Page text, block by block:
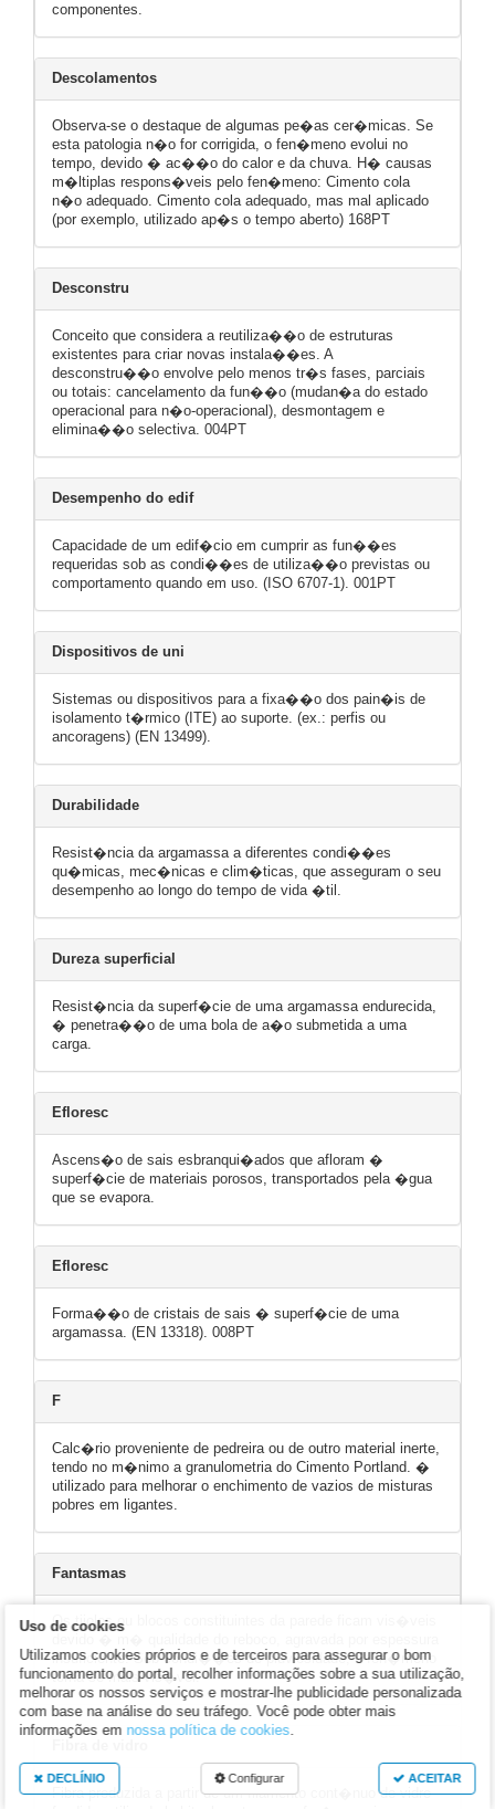
componentes.
Descolamentos
Observa-se o destaque de algumas pe�as cer�micas. Se
esta patologia n�o for corrigida, o fen�meno evolui no
tempo, devido � ac��o do calor e da chuva. H� causas
m�ltiplas respons�veis pelo fen�meno: Cimento cola
n�o adequado. Cimento cola adequado, mas mal aplicado
(por exemplo, utilizado ap�s o tempo aberto) 168PT
Desconstru
Conceito que considera a reutiliza��o de estruturas
existentes para criar novas instala��es. A
desconstru��o envolve pelo menos tr�s fases, parciais
ou totais: cancelamento da fun��o (mudan�a do estado
operacional para n�o-operacional), desmontagem e
elimina��o selectiva. 004PT
Desempenho do edif
Capacidade de um edif�cio em cumprir as fun��es
requeridas sob as condi��es de utiliza��o previstas ou
comportamento quando em uso. (ISO 6707-1). 001PT
Dispositivos de uni
Sistemas ou dispositivos para a fixa��o dos pain�is de
isolamento t�rmico (ITE) ao suporte. (ex.: perfis ou
ancoragens) (EN 13499).
Durabilidade
Resist�ncia da argamassa a diferentes condi��es
qu�micas, mec�nicas e clim�ticas, que asseguram o seu
desempenho ao longo do tempo de vida �til.
Dureza superficial
Resist�ncia da superf�cie de uma argamassa endurecida,
� penetra��o de uma bola de a�o submetida a uma
carga.
Efloresc
Ascens�o de sais esbranqui�ados que afloram �
superf�cie de materiais porosos, transportados pela �gua
que se evapora.
Efloresc
Forma��o de cristais de sais � superf�cie de uma
argamassa. (EN 13318). 008PT
F
Calc�rio proveniente de pedreira ou de outro material inerte,
tendo no m�nimo a granulometria do Cimento Portland. �
utilizado para melhorar o enchimento de vazios de misturas
pobres em ligantes.
Fantasmas
Os tijolos ou blocos constituintes da parede ficam vis�veis
insuficiente. Sob condi��es de pluviosidade, o fen�meno
torna-se mais vis�vel.
Fibra produzida a partir de um filamento cont�nuo de vidro
Uso de cookies
Utilizamos cookies próprios e de terceiros para assegurar o bom
funcionamento do portal, recolher informações sobre a sua utilização,
melhorar os nossos serviços e mostrar-lhe publicidade personalizada
com base na análise do seu tráfego. Você pode obter mais
informações em nossa política de cookies.
DECLÍNIO Configurar ACEITAR